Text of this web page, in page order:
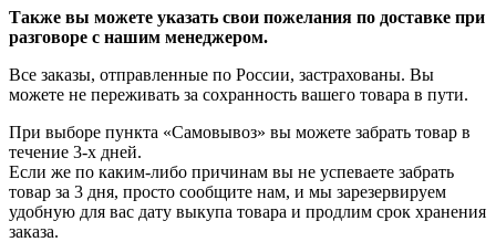
Также вы можете указать свои пожелания по доставке при
разговоре с нашим менеджером.
Все заказы, отправленные по России, застрахованы. Вы
можете не переживать за сохранность вашего товара в пути.
При выборе пункта «Самовывоз» вы можете забрать товар в
течение 3-х дней.
Если же по каким-либо причинам вы не успеваете забрать
товар за 3 дня, просто сообщите нам, и мы зарезервируем
удобную для вас дату выкупа товара и продлим срок хранения
заказа.